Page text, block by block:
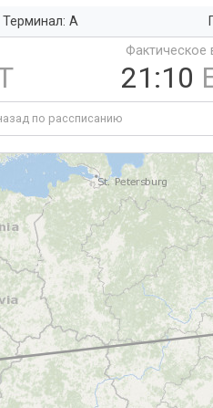
Терминал: A
Фактическое
21:10
по рассписанию